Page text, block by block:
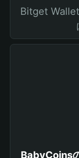
Bitget
BabyCoins